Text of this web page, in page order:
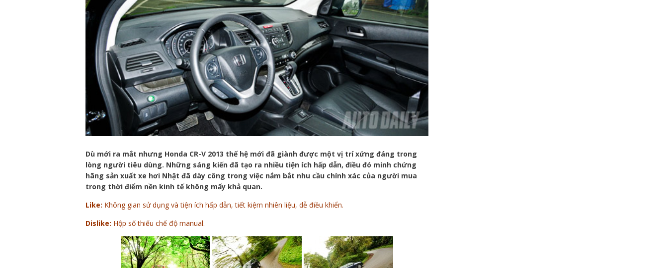
Dù mới ra mắt nhưng Honda CR-V 2013 thế hệ mới đã giành được một vị trí xứng đáng trong
lòng người tiêu dùng. Những sáng kiến đã tạo ra nhiều tiện ích hấp dẫn, điều đó minh chứng
hãng sản xuất xe hơi Nhật đã dày công trong việc nắm bắt nhu cầu chính xác của người mua
trong thời điểm nền kinh tế không mấy khả quan.
Like: Không gian sử dụng và tiện ích hấp dẫn, tiết kiệm nhiên liệu, dễ điều khiển.
Dislike: Hộp số thiếu chế độ manual.